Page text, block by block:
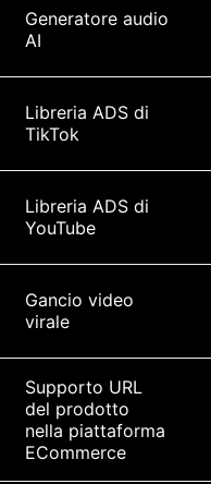
Generatore audio
AI
Libreria ADS di
TikTok
Libreria ADS di
YouTube
Gancio video
virale
Supporto URL
del prodotto
nella piattaforma
ECommerce